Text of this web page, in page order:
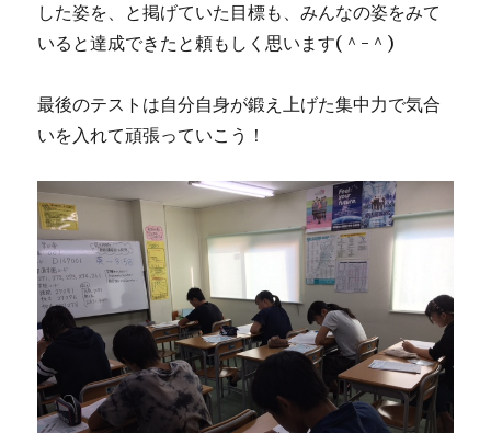
した姿を、と掲げていた目標も、みんなの姿をみて
いると達成できたと頼もしく思います(＾-＾)
最後のテストは自分自身が鍛え上げた集中力で気合
いを入れて頑張っていこう！